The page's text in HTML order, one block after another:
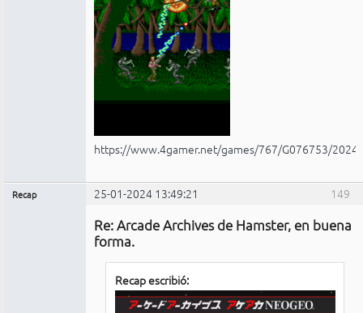
https://www.4gamer.net/games/767/G076753/
149
Recap 25-01-2024 13:49:21
Re: Arcade Archives de Hamster, en buena
forma.
Recap escribió: